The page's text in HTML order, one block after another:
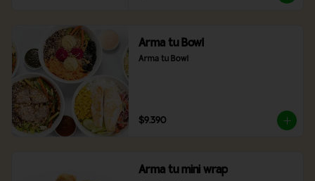
Arma tu Bowl
Arma tu Bowl
$9.390
Arma tu mini wrap